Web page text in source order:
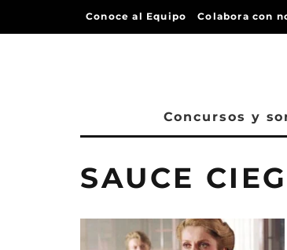
Conoce al Equipo Colabora con
Concursos y
SAUCE